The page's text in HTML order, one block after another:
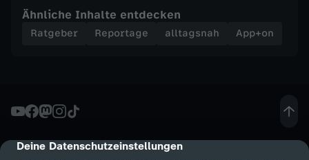
cmp-dialog-description
Deine Datenschutzeinstellungen
Ähnliche Inhalte entdecken
Ratgeber Reportage alltagsnah App+on